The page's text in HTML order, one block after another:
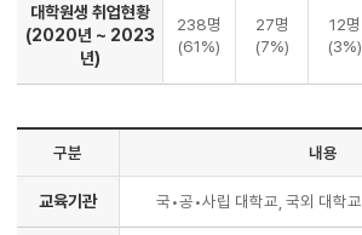
대학원생 취업현황
(2020년 ~ 2023
년)
238명
(61%)
27명
(7%)
12명
(3%)
구분 내용
교육기관 국•공•사립 대학교, 국외 대학교